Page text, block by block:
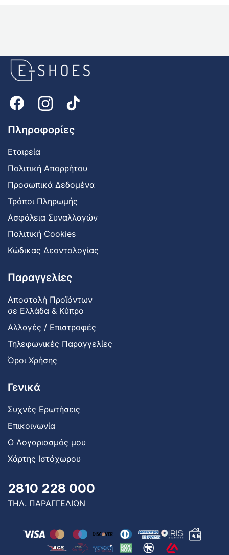
Πληροφορίες
Εταιρεία
Πολιτική Απορρήτου
Προσωπικά Δεδομένα
Τρόποι Πληρωμής
Ασφάλεια Συναλλαγών
Πολιτική Cookies
Κώδικας Δεοντολογίας
Παραγγελίες
Αποστολή Προϊόντων
σε Ελλάδα & Κύπρο
Αλλαγές / Επιστροφές
Τηλεφωνικές Παραγγελίες
Όροι Χρήσης
Γενικά
Συχνές Ερωτήσεις
Επικοινωνία
Ο Λογαριασμός μου
Χάρτης Ιστόχωρου
2810 228 000
ΤΗΛ. ΠΑΡΑΓΓΕΛΙΩΝ